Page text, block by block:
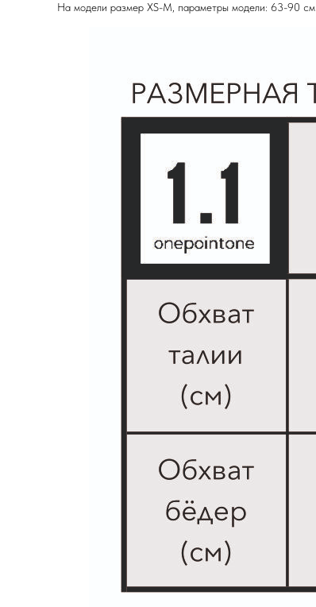
На модели размер XS-M, параметры модели: 63-90 см